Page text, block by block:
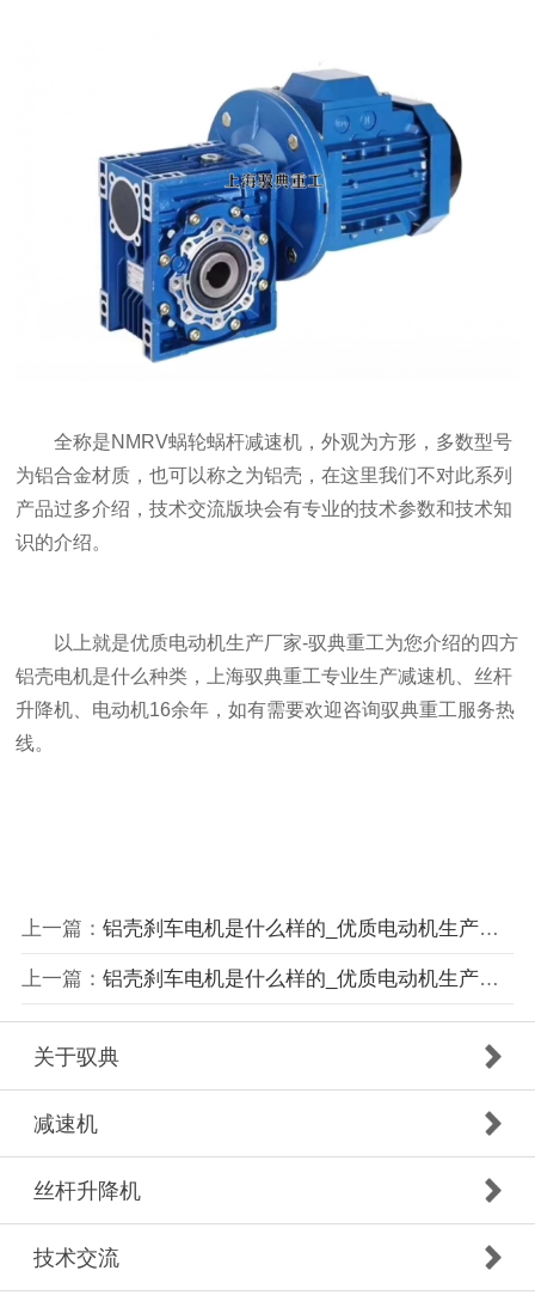
全称是NMRV蜗轮蜗杆减速机，外观为方形，多数型号
为铝合金材质，也可以称之为铝壳，在这里我们不对此系列
产品过多介绍，技术交流版块会有专业的技术参数和技术知
识的介绍。
以上就是优质电动机生产厂家-驭典重工为您介绍的四方
铝壳电机是什么种类，上海驭典重工专业生产减速机、丝杆
升降机、电动机16余年，如有需要欢迎咨询驭典重工服务热
线。
上一篇： 铝壳刹车电机是什么样的_优质电动机生产厂家（驭典重工）
上一篇： 铝壳刹车电机是什么样的_优质电动机生产厂家（驭典重工）
关于驭典
减速机
丝杆升降机
技术交流